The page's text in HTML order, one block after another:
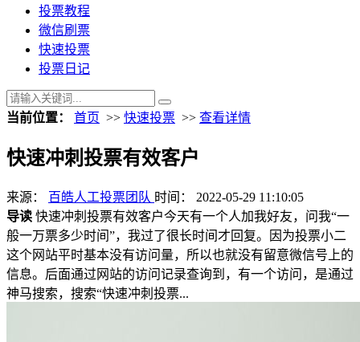
投票教程
微信刷票
快速投票
投票日记
当前位置： 首页 >> 快速投票 >> 查看详情
快速冲刺投票有效客户
来源： 百皓人工投票团队 时间： 2022-05-29 11:10:05
导读 快速冲刺投票有效客户今天有一个人加我好友，问我“一
般一万票多少时间”，我过了很长时间才回复。因为投票小二
这个网站平时基本没有访问量，所以也就没有留意微信号上的
信息。后面通过网站的访问记录查询到，有一个访问，是通过
神马搜索，搜索“快速冲刺投票...